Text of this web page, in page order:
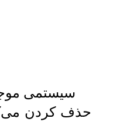
سیستمی
حذف کردن